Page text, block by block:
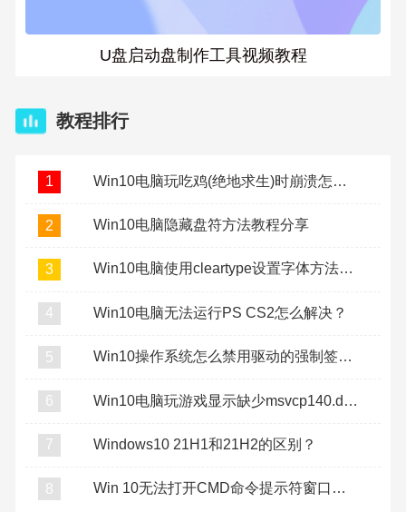
U盘启动盘制作工具视频教程
教程排行
1 Win10电脑玩吃鸡(绝地求生)时崩溃怎么办？
2 Win10电脑隐藏盘符方法教程分享
3 Win10电脑使用cleartype设置字体方法教程
4 Win10电脑无法运行PS CS2怎么解决？
5 Win10操作系统怎么禁用驱动的强制签名？
6 Win10电脑玩游戏显示缺少msvcp140.dll怎么办？
7 Windows10 21H1和21H2的区别？
8 Win 10无法打开CMD命令提示符窗口怎么办？